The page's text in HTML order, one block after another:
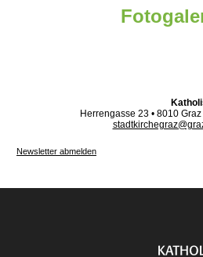
Herrengasse 23 • 8010
Newsletter abmelden